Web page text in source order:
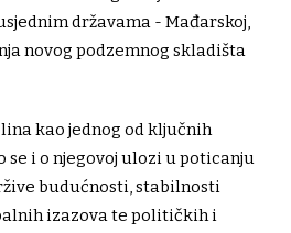
državama - Mađarskoj,
novog podzemnog skladišta
kao jednog od ključnih
i o njegovoj ulozi u poticanju
budućnosti, stabilnosti
izazova te političkih i